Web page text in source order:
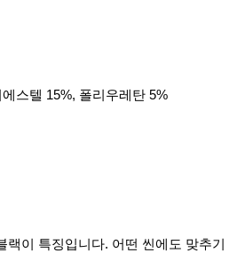
스텔 15%, 폴리우레탄 5%
랙이 특징입니다. 어떤 씬에도 맞추기